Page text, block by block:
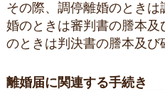
その際、調停離婚のとき
婚のときは審判書の謄本
のときは判決書の謄本及び
離婚届に関連する手続き